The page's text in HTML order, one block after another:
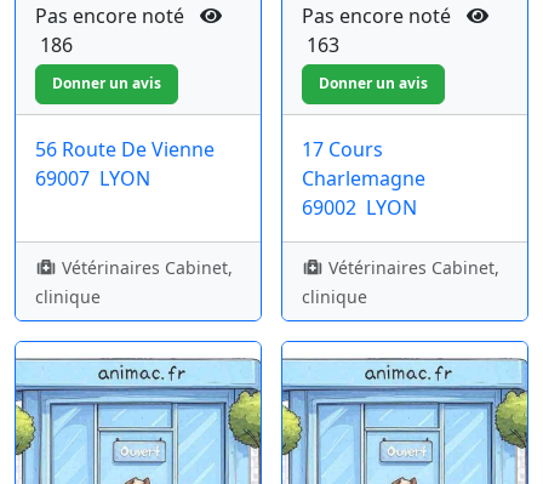
Pas encore noté
186
56 Route De Vienne
69007 LYON
Vétérinaires Cabinet,
clinique
Pas encore noté
163
17 Cours
Charlemagne
69002 LYON
Vétérinaires Cabinet,
clinique